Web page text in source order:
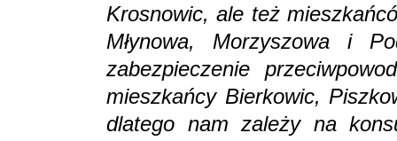
Krosnowic, ale też
Młynowa, Morzyszowa i
zabezpieczenie
mieszkańcy Bierkowic,
dlatego nam zależy na